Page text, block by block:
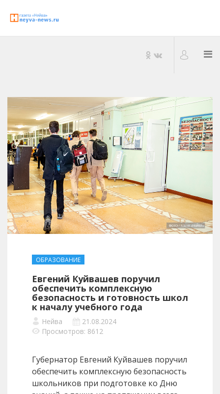
ОБРАЗОВАНИЕ
Евгений Куйвашев поручил
обеспечить комплексную
безопасность и готовность школ
к началу учебного года
Нейва
21.08.2024
Просмотров: 8612
Губернатор Евгений Куйвашев поручил
обеспечить комплексную безопасность
школьников при подготовке ко Дню